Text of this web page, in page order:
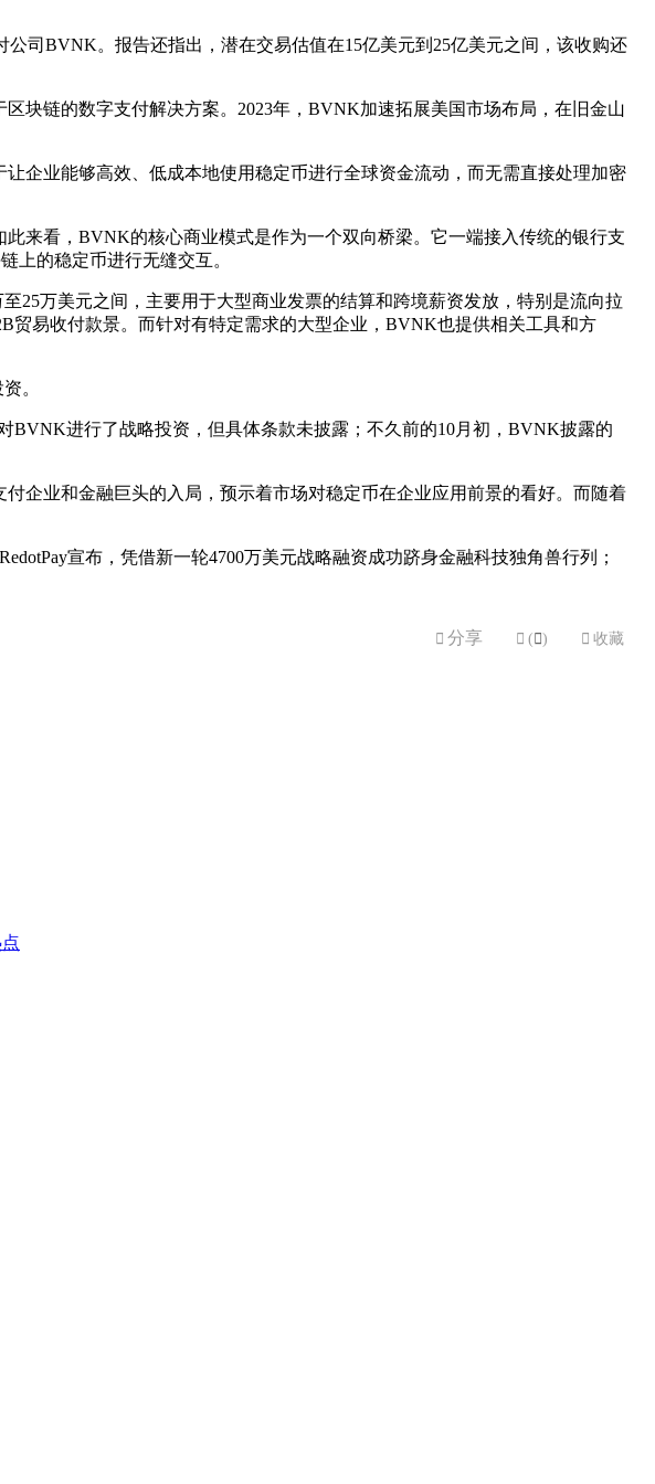
公司BVNK。报告还指出，潜在交易估值在15亿美元到25亿美元之间，该收购还
块链的数字支付解决方案。2023年，BVNK加速拓展美国市场布局，在旧金山
企业能够高效、低成本地使用稳定币进行全球资金流动，而无需直接处理加密
来看，BVNK的核心商业模式是作为一个双向桥梁。它一端接入传统的银行支
上的稳定币进行无缝交互。
25万美元之间，主要用于大型商业发票的结算和跨境薪资发放，特别是流向拉
贸易收付款景。而针对有特定需求的大型企业，BVNK也提供相关工具和方
。
BVNK进行了战略投资，但具体条款未披露；不久前的10月初，BVNK披露的
企业和金融巨头的入局，预示着市场对稳定币在企业应用前景的看好。而随着
宣布，凭借新一轮4700万美元战略融资成功跻身金融科技独角兽行列；
 分享  ( )  收藏